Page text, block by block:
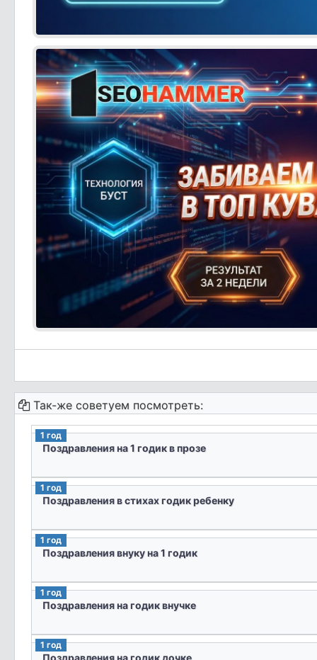
Так-же советуем посмотреть:
1 год
Поздравления на 1 годик в прозе
1 год
Поздравления в стихах годик ребенку
1 год
Поздравления внуку на 1 годик
1 год
Поздравления на годик внучке
1 год